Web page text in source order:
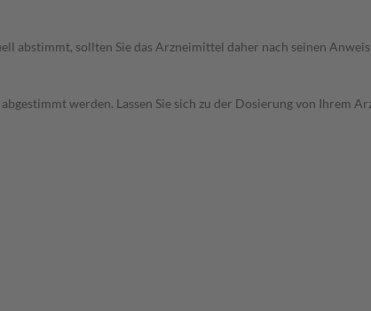
abstimmt, sollten Sie das Arzneimittel daher nach seinen
werden. Lassen Sie sich zu der Dosierung von Ihrem